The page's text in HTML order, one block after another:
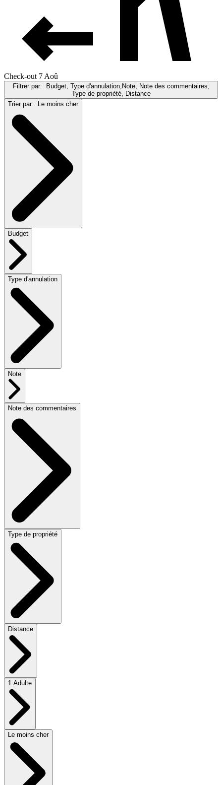
Check-out 7 Aoû
Filtrer par:
Budget, Type d'annulation,Note, Note des commentaires,
Type de propriété, Distance
Trier par:
Le moins cher
Budget
Type d'annulation
Note
Note des commentaires
Type de propriété
Distance
1 Adulte
Le moins cher